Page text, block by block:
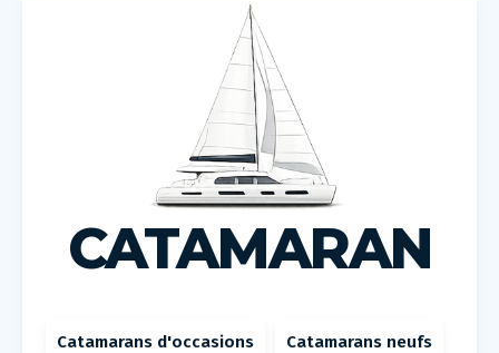
CATAMARAN
Catamarans d'occasions Catamarans neufs